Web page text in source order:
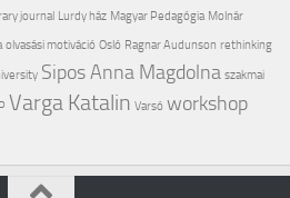
journal Lurdy ház Magyar Pedagógia Molnár
olvasási motiváció Osló Ragnar Audunson rethinking
Sipos Anna Magdolna szakmai
Varga Katalin Varsó workshop